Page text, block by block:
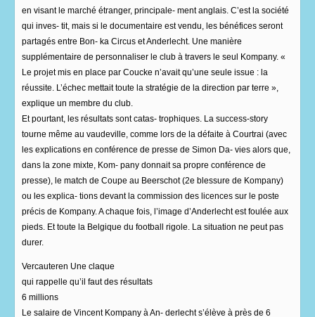
en visant le marché étranger, principale- ment anglais. C’est la société
qui inves- tit, mais si le documentaire est vendu, les bénéfices seront
partagés entre Bon- ka Circus et Anderlecht. Une manière
supplémentaire de personnaliser le club à travers le seul Kompany. «
Le projet mis en place par Coucke n’avait qu’une seule issue : la
réussite. L’échec mettait toute la stratégie de la direction par terre »,
explique un membre du club.
Et pourtant, les résultats sont catas- trophiques. La success-story
tourne même au vaudeville, comme lors de la défaite à Courtrai (avec
les explications en conférence de presse de Simon Da- vies alors que,
dans la zone mixte, Kom- pany donnait sa propre conférence de
presse), le match de Coupe au Beerschot (2e blessure de Kompany)
ou les explica- tions devant la commission des licences sur le poste
précis de Kompany. A chaque fois, l’image d’Anderlecht est foulée aux
pieds. Et toute la Belgique du football rigole. La situation ne peut pas
durer.
Vercauteren Une claque
qui rappelle qu’il faut des résultats
6 millions
Le salaire de Vincent Kompany à An- derlecht s’élève à près de 6